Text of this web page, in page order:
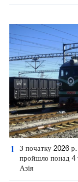
1
З початку 2026
пройшло понад 4
Азія